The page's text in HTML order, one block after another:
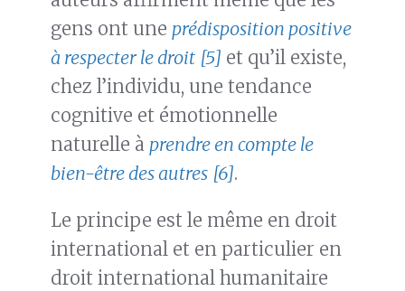
gens ont une prédisposition positive
à respecter le droit [5] et qu’il existe,
chez l’individu, une tendance
cognitive et émotionnelle
naturelle à prendre en compte le
bien-être des autres [6].
Le principe est le même en droit
international et en particulier en
droit international humanitaire